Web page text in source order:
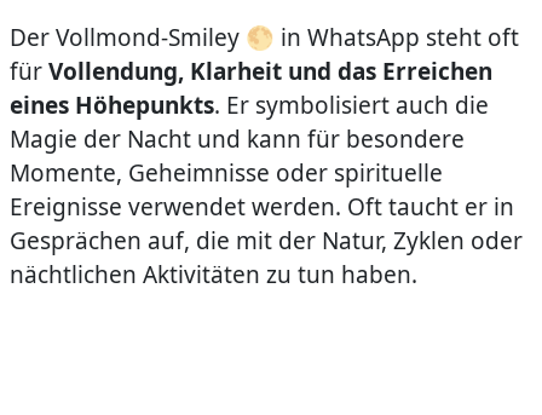
Der Vollmond-Smiley 🌕 in WhatsApp steht oft
fürVollendung, Klarheit und das Erreichen
eines Höhepunkts. Er symbolisiert auch die
Magie der Nacht und kann für besondere
Momente, Geheimnisse oder spirituelle
Ereignisse verwendet werden. Oft taucht er in
Gesprächen auf, die mit der Natur, Zyklen oder
nächtlichen Aktivitäten zu tun haben.